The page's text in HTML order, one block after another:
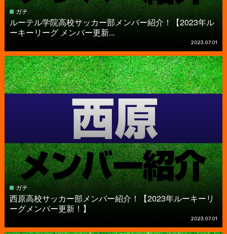
ガチ
ルーテル学院高校サッカー部メンバー紹介！【2023年ル
ーキーリーグ メンバー更新...
2023.07.01
ガチ
西原高校サッカー部メンバー紹介！【2023年ルーキーリ
ーグメンバー更新！】
2023.07.01